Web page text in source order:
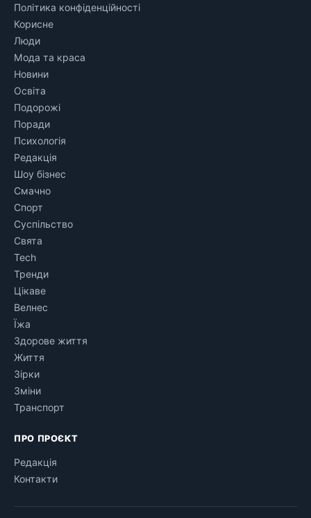
Політика конфіденційності
Корисне
Люди
Мода та краса
Новини
Освіта
Подорожі
Поради
Психологія
Редакція
Шоу бізнес
Смачно
Спорт
Суспільство
Свята
Tech
Тренди
Цікаве
Велнес
Їжа
Здорове життя
Життя
Зірки
Зміни
Транспорт
ПРО ПРОЄКТ
Редакція
Контакти